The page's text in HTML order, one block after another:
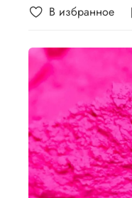
В избранное